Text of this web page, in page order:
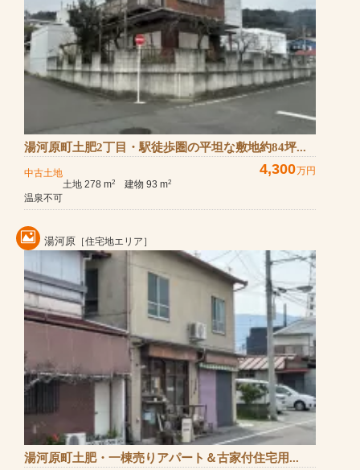
湯河原町土肥2丁目・駅徒歩圏の平坦な敷地約84坪...
中古土地 4,300万円
土地 278 m2 建物 93 m2
温泉不可
湯河原 ［住宅地エリア］
湯河原町土肥・一棟売りアパート＆古家付住宅用...